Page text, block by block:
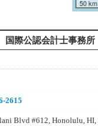
50 km
際公認会計士事務所
2615
Blvd #612, Honolulu, HI,